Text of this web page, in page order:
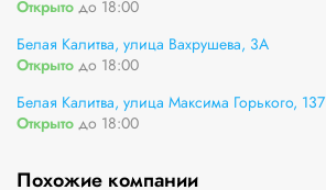
Открыто до 18:00
Белая Калитва, улица Вахрушева, 3А
Открыто до 18:00
Белая Калитва, улица Максима Горького, 137
Открыто до 18:00
Похожие компании